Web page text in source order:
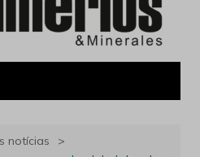
notícias